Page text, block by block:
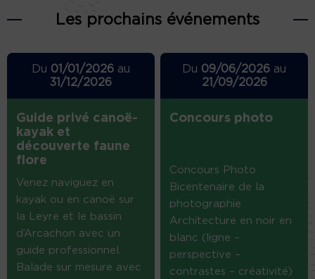
Les prochains événements
Du 01/01/2026au
31/12/2026
Guide privé canoë-
kayak et
découverte faune
flore
Venez naviguez en
kayak ou en canoë sur
la Leyre et le bassin
d’Arcachon avec un
guide professionnel.
Balade sur mesure avec
Du 09/06/2026 au
21/09/2026
Concours photo
Concours Photo
Bicentenaire de la
photographie
Architecture en noir en
blanc (ligne –
perspective –
contrastes – créativité)